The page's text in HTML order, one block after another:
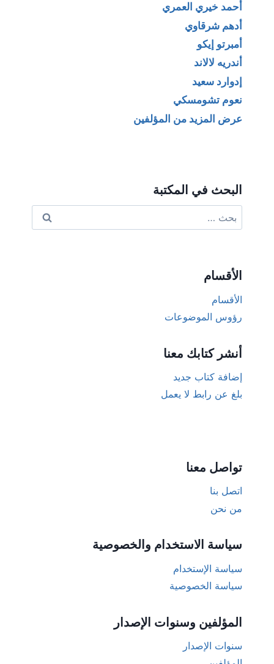
أحمد خيري العمري
أدهم شرقاوي
أمبرتو إيكو
أندريه لالاند
إدوارد سعيد
نعوم تشومسكي
عرض المزيد من المؤلفين
البحث في المكتبة
عن:
الأقسام
الأقسام
رؤوس الموضوعات
أنشر كتابك معنا
إضافة كتاب جديد
بلغ عن رابط لا يعمل
تواصل معنا
اتصل بنا
من نحن
سياسة الاستخدام والخصوصية
سياسة الإستخدام
سياسة الخصوصية
المؤلفين وسنوات الإصدار
سنوات الإصدار